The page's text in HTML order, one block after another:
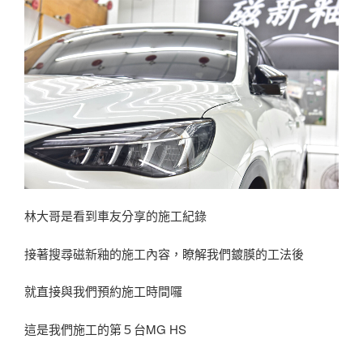
林大哥是看到車友分享的施工紀錄
接著搜尋磁新釉的施工內容，瞭解我們鍍膜的工法後
就直接與我們預約施工時間囉
這是我們施工的第５台MG HS